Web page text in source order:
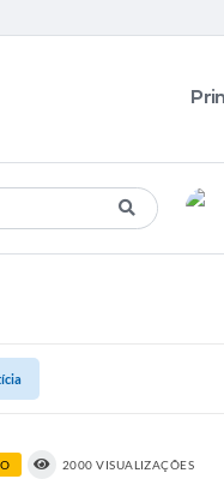
2000 VISUALIZAÇÕES